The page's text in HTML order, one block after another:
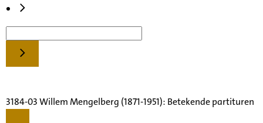
3184-03 Willem Mengelberg (1871-1951): Betekende partituren